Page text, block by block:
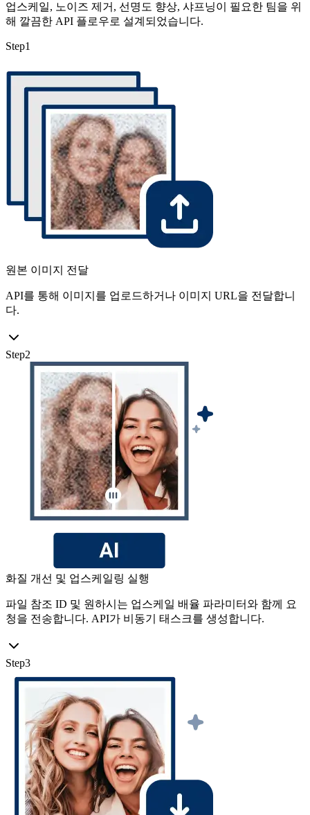
업스케일, 노이즈 제거, 선명도 향상, 샤프닝이 필요한 팀을 위
해 깔끔한 API 플로우로 설계되었습니다.
Step1
원본 이미지 전달
API를 통해 이미지를 업로드하거나 이미지 URL을 전달합니
다.
Step2
화질 개선 및 업스케일링 실행
파일 참조 ID 및 원하시는 업스케일 배율 파라미터와 함께 요
청을 전송합니다. API가 비동기 태스크를 생성합니다.
Step3